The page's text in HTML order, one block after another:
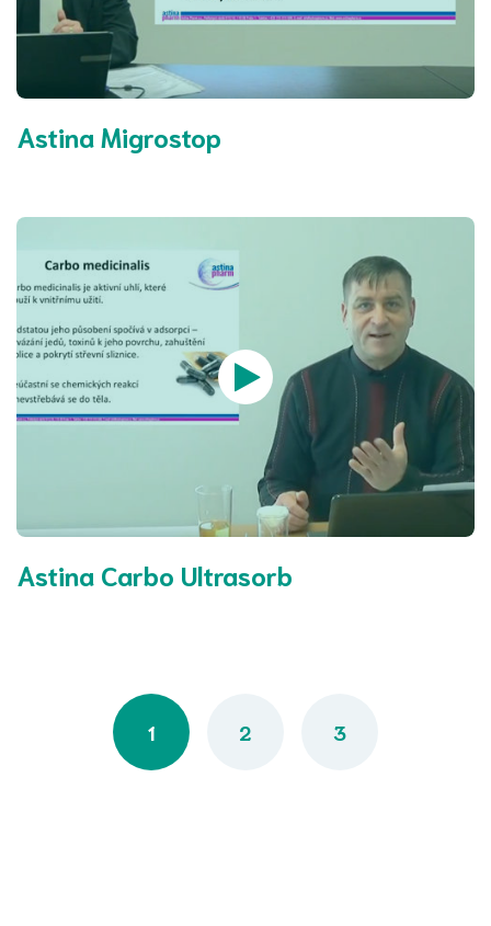
Astina Migrostop
Astina Carbo Ultrasorb
Posts navigation
1 2 3